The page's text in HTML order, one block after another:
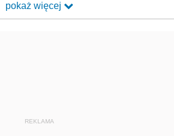
pokaż więcej
REKLAMA